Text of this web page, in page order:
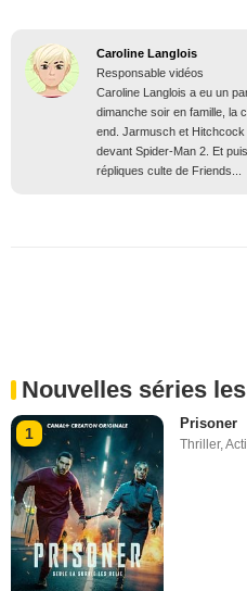
Caroline Langlois
Responsable vidéos
Caroline Langlois a eu un
dimanche soir en famille, la
end. Jarmusch et
devant Spider-Man 2. Et
répliques culte de Friends...
Nouvelles séries
1
Prisoner
Thriller,